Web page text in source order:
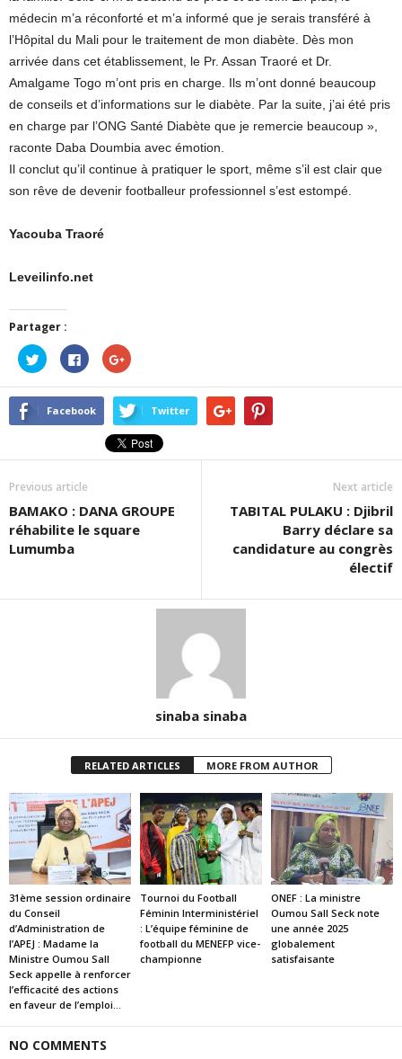
médecin m’a réconforté et m’a informé que je serais transféré à
l’Hôpital du Mali pour le traitement de mon diabète. Dès mon
arrivée dans cet établissement, le Pr. Assan Traoré et Dr.
Amalgame Togo m’ont pris en charge. Ils m’ont donné beaucoup
de conseils et d’informations sur le diabète. Par la suite, j’ai été pris
en charge par l’ONG Santé Diabète que je remercie beaucoup »,
raconte Daba Doumbia avec émotion.
Il conclut qu’il continue à pratiquer le sport, même s’il est clair que
son rêve de devenir footballeur professionnel s’est estompé.
Yacouba Traoré
Leveilinfo.net
Partager :
Cliquez
pour
partager
sur
Twitter(ouvre
dans
Cliquez
pour
partager
sur
Facebook(ouvre
dans
nouvelle
fenêtre)
Cliquez
pour
sur
Google+
(ouvre
dans
une
nouvelle
fenêtre)
Facebook Twitter
Previous article
BAMAKO : DANA GROUPE
réhabilite le square
Lumumba
Next article
TABITAL PULAKU : Djibril
Barry déclare sa
candidature au congrès
électif
sinaba sinaba
RELATED ARTICLES MORE FROM AUTHOR
31ème session ordinaire
du Conseil
d’Administration de
l’APEJ : Madame la
Ministre Oumou Sall
Seck appelle à renforcer
l’efficacité des actions
en faveur de l’emploi...
Tournoi du Football
Féminin Interministériel
: L’équipe féminine de
football du MENEFP vice-
championne
ONEF : La ministre
Oumou Sall Seck note
une année 2025
globalement
satisfaisante
NO COMMENTS